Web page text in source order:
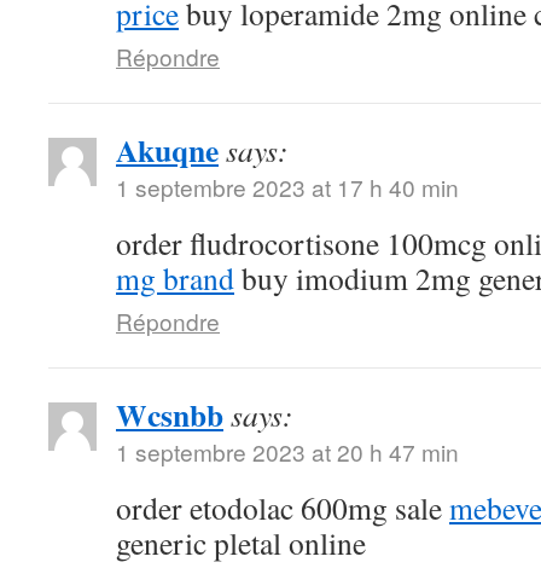
pricebuy loperamide 2mg online
Répondre
Akuqnesays:
1 septembre 2023 at 17 h 40 min
order fludrocortisone 100mcg
mg brandbuy imodium 2mg
Répondre
Wcsnbbsays:
1 septembre 2023 at 20 h 47 min
order etodolac 600mg sale
generic pletal online